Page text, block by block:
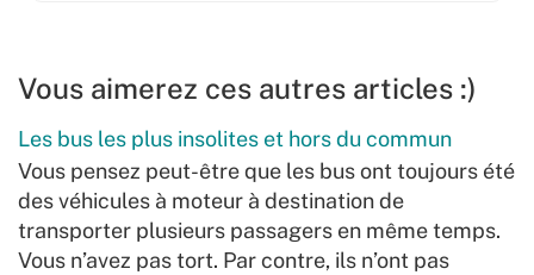
Vous aimerez ces autres articles :)
Les bus les plus insolites et hors du commun
Vous pensez peut-être que les bus ont toujours été
des véhicules à moteur à destination de
transporter plusieurs passagers en même temps.
Vous n’avez pas tort. Par contre, ils n’ont pas